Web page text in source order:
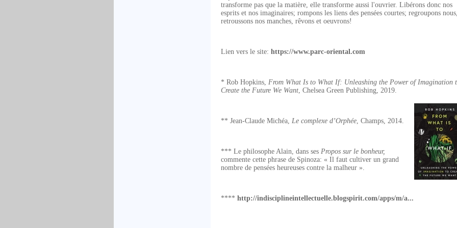
transforme pas que la matière, elle transforme aussi l'ouvrier. Libérons donc nos
esprits et nos imaginaires; rompons les liens des pensées courtes; regroupons
retroussons nos manches, rêvons et oeuvrons!
Lien vers le site: https://www.parc-oriental.com
* Rob Hopkins, From What Is to What If: Unleashing the Power of Imagination
Create the Future We Want, Chelsea Green Publishing, 2019.
** Jean-Claude Michéa, Le complexe d’Orphée, Champs, 2014.
*** Le philosophe Alain, dans ses Propos sur le bonheur,
commente cette phrase de Spinoza: « Il faut cultiver un grand
nombre de pensées heureuses contre la malheur ».
**** http://indisciplineintellectuelle.blogspirit.com/apps/m/a...